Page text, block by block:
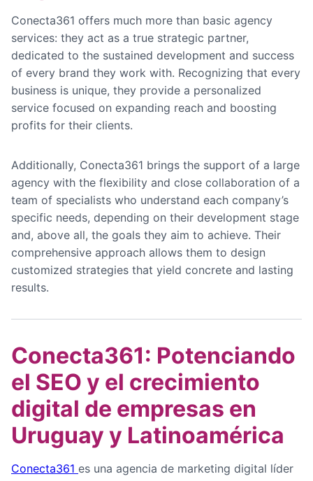
Conecta361 offers much more than basic agency
services: they act as a true strategic partner,
dedicated to the sustained development and success
of every brand they work with. Recognizing that every
business is unique, they provide a personalized
service focused on expanding reach and boosting
profits for their clients.
Additionally, Conecta361 brings the support of a large
agency with the flexibility and close collaboration of a
team of specialists who understand each company’s
specific needs, depending on their development stage
and, above all, the goals they aim to achieve. Their
comprehensive approach allows them to design
customized strategies that yield concrete and lasting
results.
Conecta361: Potenciando
el SEO y el crecimiento
digital de empresas en
Uruguay y Latinoamérica
Conecta361 es una agencia de marketing digital líder